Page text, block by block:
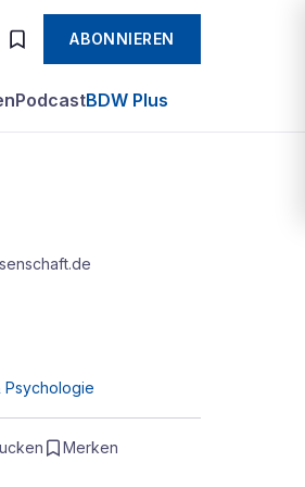
ABONNIEREN
PodcastBDW Plus
Psychologie
Merken